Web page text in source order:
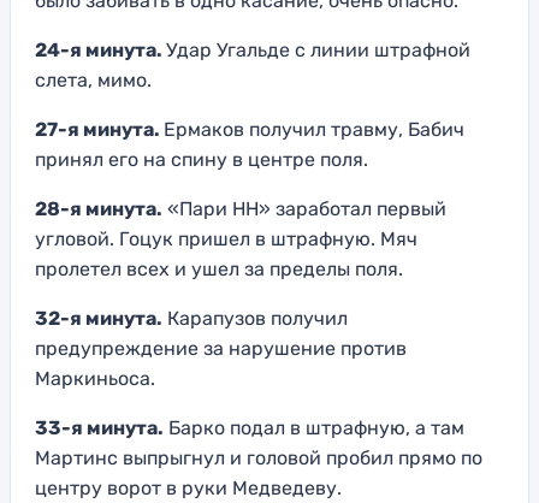
24-я минута. Удар Угальде с линии штрафной
слета, мимо.
27-я минута. Ермаков получил травму, Бабич
принял его на спину в центре поля.
28-я минута. «Пари НН» заработал первый
угловой. Гоцук пришел в штрафную. Мяч
пролетел всех и ушел за пределы поля.
32-я минута. Карапузов получил
предупреждение за нарушение против
Маркиньоса.
33-я минута. Барко подал в штрафную, а там
Мартинс выпрыгнул и головой пробил прямо по
центру ворот в руки Медведеву.